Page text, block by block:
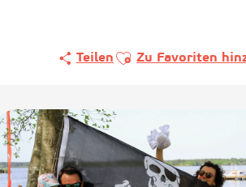
Teilen Ajouter aux favoris
Zu Favoriten